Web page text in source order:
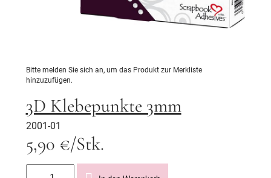
Bitte melden Sie sich an, um das Produkt zur Merkliste
hinzuzufügen.
3D Klebepunkte 3mm
2001-01
5,90 €/Stk.